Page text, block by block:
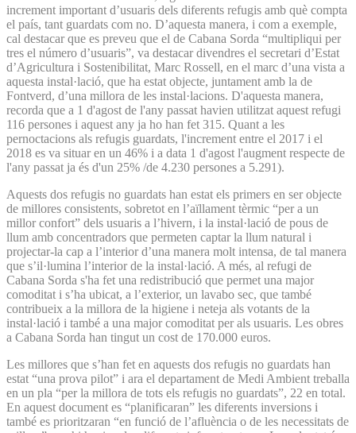
increment important d’usuaris dels diferents refugis amb què compta
el país, tant guardats com no. D’aquesta manera, i com a exemple,
cal destacar que es preveu que el de Cabana Sorda “multipliqui per
tres el número d’usuaris”, va destacar divendres el secretari d’Estat
d’Agricultura i Sostenibilitat, Marc Rossell, en el marc d’una vista a
aquesta instal·lació, que ha estat objecte, juntament amb la de
Fontverd, d’una millora de les instal·lacions. D'aquesta manera,
recorda que a 1 d'agost de l'any passat havien utilitzat aquest refugi
116 persones i aquest any ja ho han fet 315. Quant a les
pernoctacions als refugis guardats, l'increment entre el 2017 i el
2018 es va situar en un 46% i a data 1 d'agost l'augment respecte de
l'any passat ja és d'un 25% /de 4.230 persones a 5.291).
Aquests dos refugis no guardats han estat els primers en ser objecte
de millores consistents, sobretot en l’aïllament tèrmic “per a un
millor confort” dels usuaris a l’hivern, i la instal·lació de pous de
llum amb concentradors que permeten captar la llum natural i
projectar-la cap a l’interior d’una manera molt intensa, de tal manera
que s’il·lumina l’interior de la instal·lació. A més, al refugi de
Cabana Sorda s'ha fet una redistribució que permet una major
comoditat i s’ha ubicat, a l’exterior, un lavabo sec, que també
contribueix a la millora de la higiene i neteja als votants de la
instal·lació i també a una major comoditat per als usuaris. Les obres
a Cabana Sorda han tingut un cost de 170.000 euros.
Les millores que s’han fet en aquests dos refugis no guardats han
estat “una prova pilot” i ara el departament de Medi Ambient treballa
en un pla “per la millora de tots els refugis no guardats”, 22 en total.
En aquest document es “planificaran” les diferents inversions i
també es prioritzaran “en funció de l’afluència o de les necessitats de